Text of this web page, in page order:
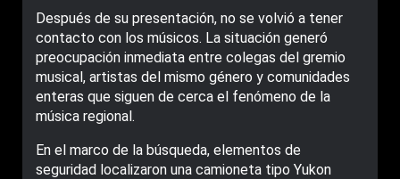
Después de su presentación, no se volvió a tener
contacto con los músicos. La situación generó
preocupación inmediata entre colegas del gremio
musical, artistas del mismo género y comunidades
enteras que siguen de cerca el fenómeno de la
música regional.
En el marco de la búsqueda, elementos de
seguridad localizaron una camioneta tipo Yukon